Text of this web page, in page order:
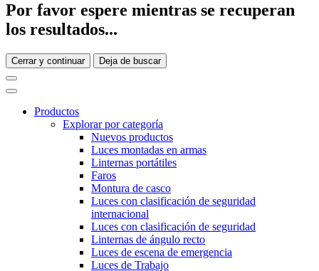
Por favor espere mientras se recuperan
los resultados...
Cerrar y continuar Deja de buscar
Productos
Explorar por categoría
Nuevos productos
Luces montadas en armas
Linternas portátiles
Faros
Montura de casco
Luces con clasificación de seguridad
internacional
Luces con clasificación de seguridad
Linternas de ángulo recto
Luces de escena de emergencia
Luces de Trabajo